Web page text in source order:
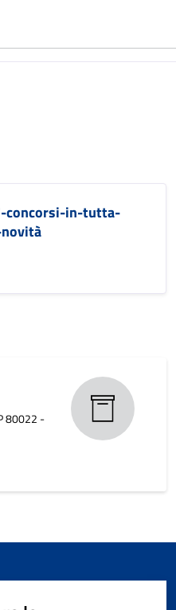
concorsi-in-tutta-
80022 -